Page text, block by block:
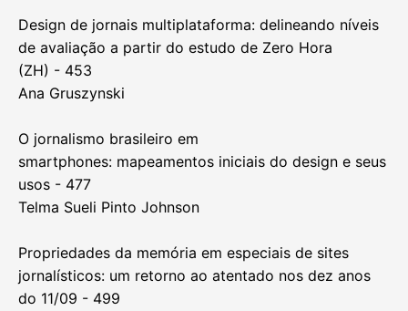
Design de jornais multiplataforma: delineando níveis
de avaliação a partir do estudo de Zero Hora
(ZH) - 453
Ana Gruszynski
O jornalismo brasileiro em
smartphones: mapeamentos iniciais do design e seus
usos - 477
Telma Sueli Pinto Johnson
Propriedades da memória em especiais de sites
jornalísticos: um retorno ao atentado nos dez anos
do 11/09 - 499